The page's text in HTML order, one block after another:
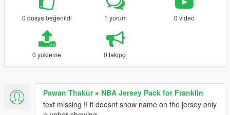
0 dosya beğenildi 1 yorum 0 video
0 yükleme 0 takipçi
Pawan Thakur» NBA Jersey Pack for Franklin
text missing !! it doesnt show name on the jersey only